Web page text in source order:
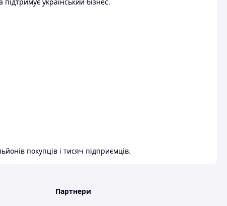
український бізнес.
покупців і тисяч підприємців.
Партнери